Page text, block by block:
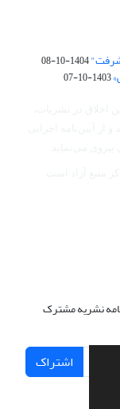
1404-10-08
1403-10-07
نشریه مشترک
اشتراک